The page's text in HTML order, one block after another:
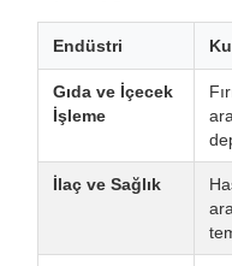
Endüstri
Gıda ve İçecek
İşleme
İlaç ve Sağlık